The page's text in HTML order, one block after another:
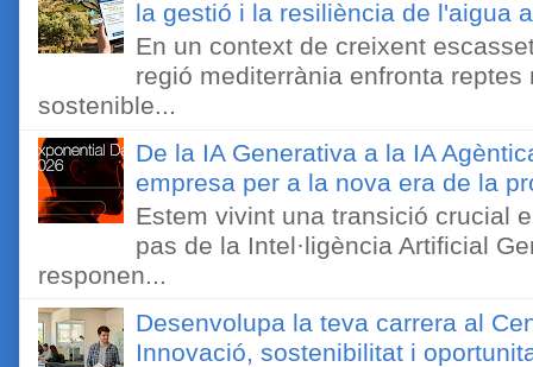
la gestió i la resiliència de l'aigua
En un context de creixent
regió mediterrània enfronta
sostenible...
De la IA Generativa a la IA
empresa per a la nova era de la
Estem vivint una transició crucial
pas de la Intel·ligència Artificial
responen...
Desenvolupa la teva carrera al
Innovació, sostenibilitat i